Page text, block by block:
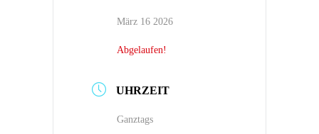
März 16 2026
Abgelaufen!
UHRZEIT
Ganztags